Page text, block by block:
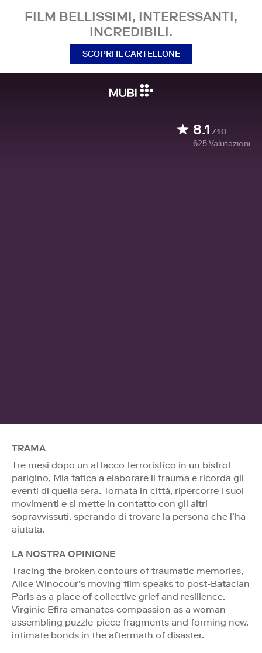
FILM BELLISSIMI, INTERESSANTI,
INCREDIBILI.
SCOPRI IL CARTELLONE
8.1 /10
625Valutazioni
TRAMA
Tre mesi dopo un attacco terroristico in un bistrot
parigino, Mia fatica a elaborare il trauma e ricorda gli
eventi di quella sera. Tornata in città, ripercorre i suoi
movimenti e si mette in contatto con gli altri
sopravvissuti, sperando di trovare la persona che l’ha
aiutata.
LA NOSTRA OPINIONE
Tracing the broken contours of traumatic memories,
Alice Winocour’s moving film speaks to post-Bataclan
Paris as a place of collective grief and resilience.
Virginie Efira emanates compassion as a woman
assembling puzzle-piece fragments and forming new,
intimate bonds in the aftermath of disaster.